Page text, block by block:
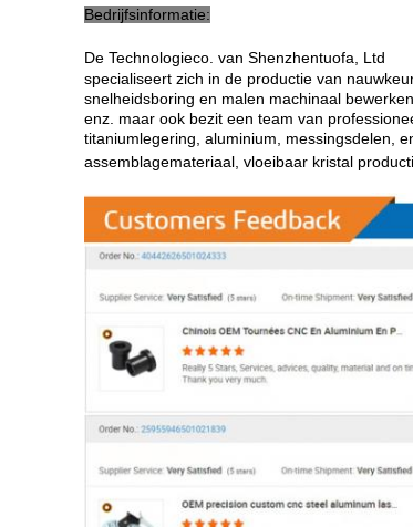
Bedrijfsinformatie:
De Technologieco. van Shenzhentuofa, Ltd
specialiseert zich in de productie van
snelheidsboring en malen machinaal
enz. maar ook bezit een team van
titaniumlegering, aluminium, messingsdelen,
assemblagemateriaal, vloeibaar kristal